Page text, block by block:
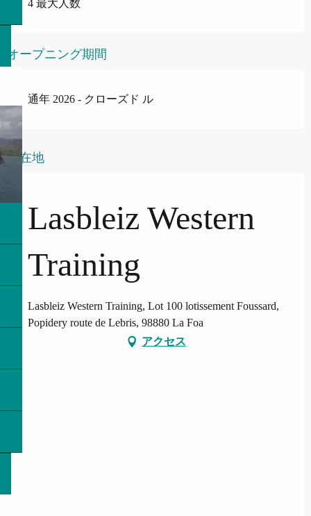
4 最大人数
オープニング期間
通年 2026 - クローズド ル
所在地
Lasbleiz Western
Training
Lasbleiz Western Training, Lot 100 lotissement Foussard,
Popidery route de Lebris, 98880 La Foa
アクセス